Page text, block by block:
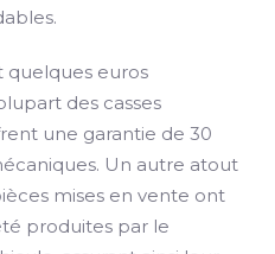
quelques euros
des casses
une garantie de 30
Un autre atout
mises en vente ont
produites par le